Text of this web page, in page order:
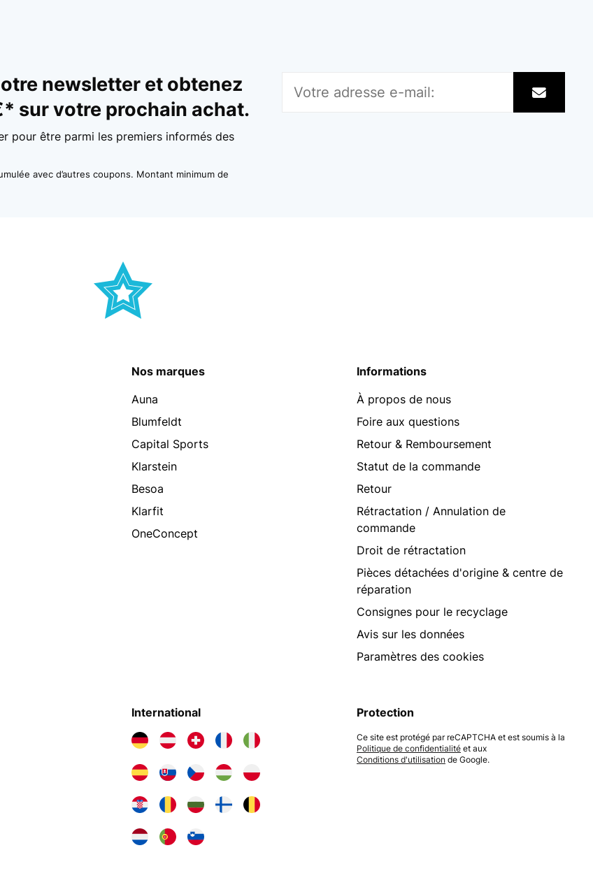
newsletter et obtenez
sur votre prochain achat.
pour être parmi les premiers informés des
avec d’autres coupons. Montant minimum de
Nos marques
Auna
Blumfeldt
Capital Sports
Klarstein
Besoa
Klarfit
OneConcept
Informations
À propos de nous
Foire aux questions
Retour & Remboursement
Statut de la commande
Retour
Rétractation / Annulation de
commande
Droit de rétractation
Pièces détachées d'origine & centre de
réparation
Consignes pour le recyclage
Avis sur les données
Paramètres des cookies
International Protection
Ce site est protégé par reCAPTCHA et est soumis à la
Politique de confidentialité et aux
Conditions d'utilisation de Google.